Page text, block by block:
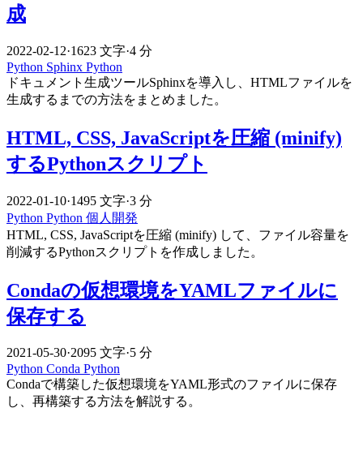
成
2022-02-12·1623 文字·4 分
Python Sphinx Python
ドキュメント生成ツールSphinxを導入し、HTMLファイルを
生成するまでの方法をまとめました。
HTML, CSS, JavaScriptを圧縮 (minify)
するPythonスクリプト
2022-01-10·1495 文字·3 分
Python Python 個人開発
HTML, CSS, JavaScriptを圧縮 (minify) して、ファイル容量を
削減するPythonスクリプトを作成しました。
Condaの仮想環境をYAMLファイルに
保存する
2021-05-30·2095 文字·5 分
Python Conda Python
Condaで構築した仮想環境をYAML形式のファイルに保存
し、再構築する方法を解説する。